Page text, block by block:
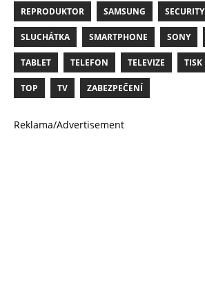
REPRODUKTOR SAMSUNG SECURITY
SLUCHÁTKA SMARTPHONE SONY
TABLET TELEFON TELEVIZE TISK
TOP TV ZABEZPEČENÍ
Reklama/Advertisement